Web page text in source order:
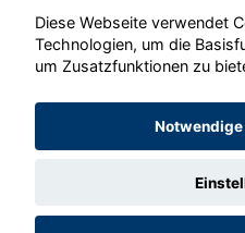
©
Diese Webseite verwendet
Technologien, um die
um Zusatzfunktionen zu